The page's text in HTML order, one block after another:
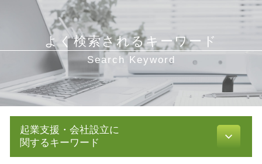
よく検索されるキーワード
Search Keyword
起業支援・会社設立に
関するキーワード